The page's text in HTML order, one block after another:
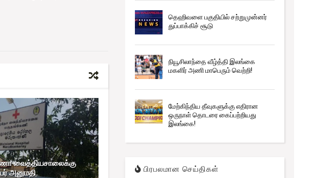
வைத்தியசாலைக்கு
அனுமதி.
தெஹிவளை பகுதியில் சற்றுமுன்னர்
துப்பாக்கிச் சூடு
நியூசிலாந்தை வீழ்த்தி இலங்கை
மகளிர் அணி மாபெரும் வெற்றி!
மேற்கிந்திய தீவுகளுக்கு எதிரான
ஒருநாள் தொடரை கைப்பற்றியது
இலங்கை!
பிரபலமான செய்திகள்